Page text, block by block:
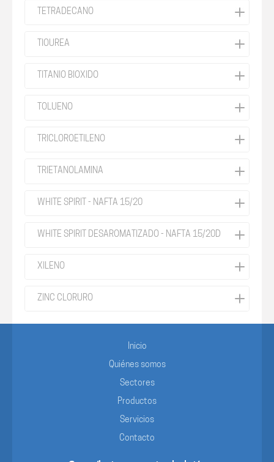
TETRADECANO
TIOUREA
TITANIO BIOXIDO
TOLUENO
TRICLOROETILENO
TRIETANOLAMINA
WHITE SPIRIT - NAFTA 15/20
WHITE SPIRIT DESAROMATIZADO - NAFTA 15/20D
XILENO
ZINC CLORURO
Inicio
Quiénes somos
Sectores
Productos
Servicios
Contacto